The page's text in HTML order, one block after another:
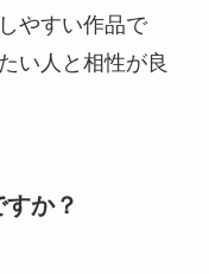
やすい作品で
い人と相性が良
か？